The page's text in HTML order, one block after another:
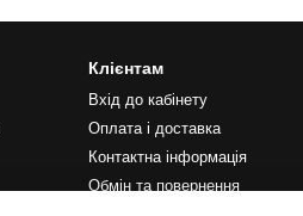
Клієнтам
Вхід до кабінету
Оплата і доставка
Контактна інформація
Обмін та повернення